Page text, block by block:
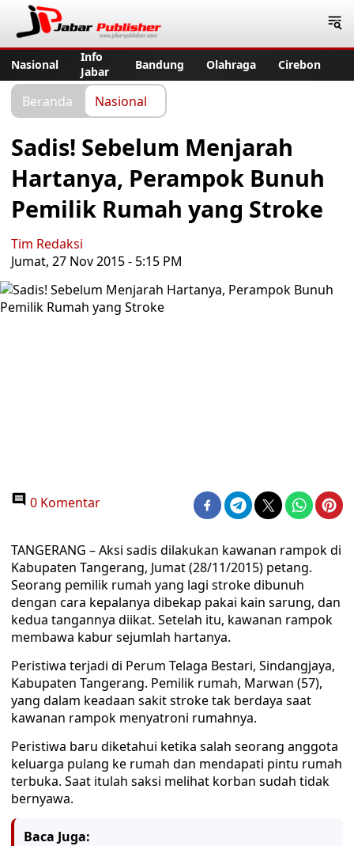
Nasional
Info
Jabar
Bandung Olahraga Cirebon
Beranda Nasional
Sadis! Sebelum Menjarah
Hartanya, Perampok Bunuh
Pemilik Rumah yang Stroke
Tim Redaksi
Jumat, 27 Nov 2015 - 5:15 PM
0 Komentar
TANGERANG – Aksi sadis dilakukan kawanan rampok di
Kabupaten Tangerang, Jumat (28/11/2015) petang.
Seorang pemilik rumah yang lagi stroke dibunuh
dengan cara kepalanya dibekap pakai kain sarung, dan
kedua tangannya diikat. Setelah itu, kawanan rampok
membawa kabur sejumlah hartanya.
Peristiwa terjadi di Perum Telaga Bestari, Sindangjaya,
Kabupaten Tangerang. Pemilik rumah, Marwan (57),
yang dalam keadaan sakit stroke tak berdaya saat
kawanan rampok menyatroni rumahnya.
Peristiwa baru diketahui ketika salah seorang anggota
keluarga pulang ke rumah dan mendapati pintu rumah
terbuka. Saat itulah saksi melihat korban sudah tidak
bernyawa.
Baca Juga: